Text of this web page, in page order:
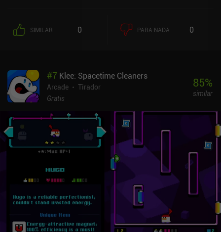
SIMILAR 0 PARA NADA 0
#7 Klee: Spacetime Cleaners
Arcade
Tirador
Gratis
85%
similar